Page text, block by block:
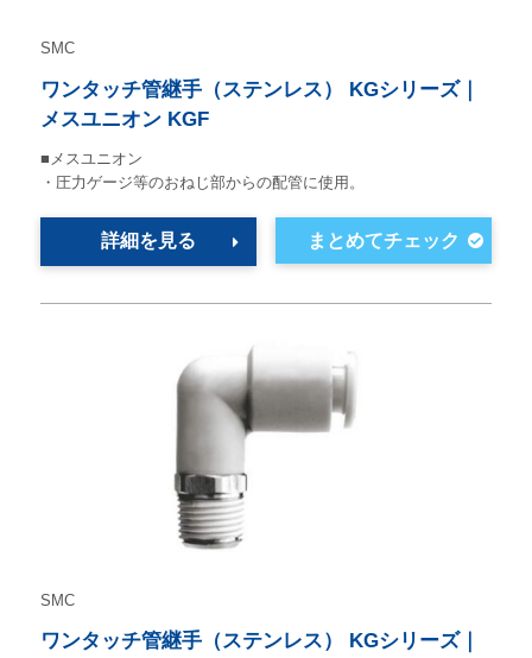
SMC
ワンタッチ管継手（ステンレス） KGシリーズ｜
メスユニオン KGF
■メスユニオン
・圧力ゲージ等のおねじ部からの配管に使用。
詳細を見る
SMC
ワンタッチ管継手（ステンレス） KGシリーズ｜